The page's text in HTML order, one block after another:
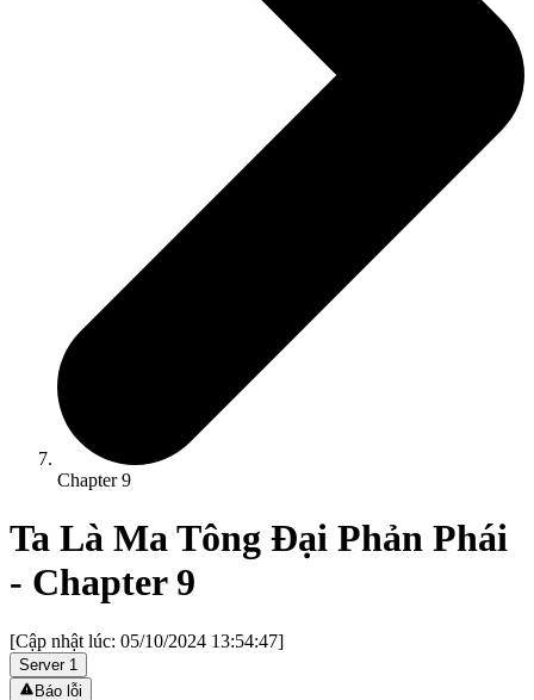
Chapter9
Ta Là Ma Tông Đại Phản Phái
- Chapter 9
[Cập nhật lúc: 05/10/2024 13:54:47]
Server 1
Báo lỗi